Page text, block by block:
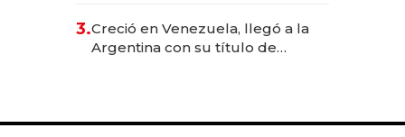
3.Creció en Venezuela, llegó a la
Argentina con su título de